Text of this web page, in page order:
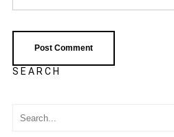
SEARCH